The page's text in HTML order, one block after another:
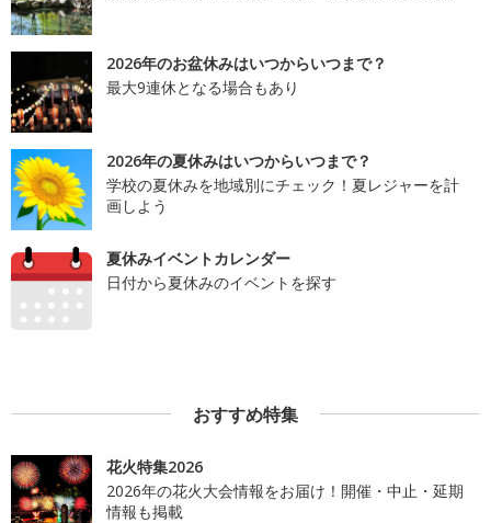
2026年のお盆休みはいつからいつまで？
最大9連休となる場合もあり
2026年の夏休みはいつからいつまで？
学校の夏休みを地域別にチェック！夏レジャーを計
画しよう
夏休みイベントカレンダー
日付から夏休みのイベントを探す
おすすめ特集
花火特集2026
2026年の花火大会情報をお届け！開催・中止・延期
情報も掲載